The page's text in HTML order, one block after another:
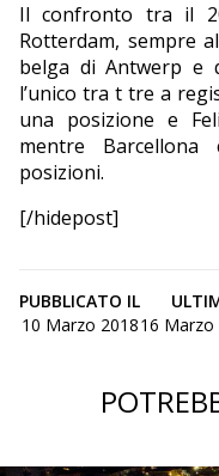
Il confronto tra il
Rotterdam, sempre
belga di Antwerp e
l’unico tra t tre a
una posizione e
mentre
posizioni.
[/hidepost]
PUBBLICATO IL
10 Marzo 201816 Marzo